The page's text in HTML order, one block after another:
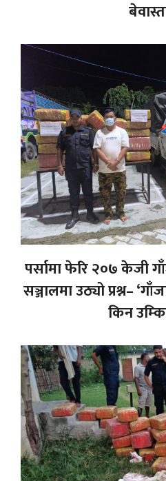
पर्सामा फेरि २०७ केजी
सञ्जालमा उठ्यो प्रश्न–
किन